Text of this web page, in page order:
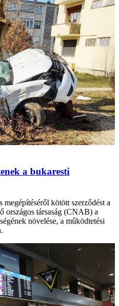
a bukaresti
megépítéséről kötött szerződést a
országos társaság (CNAB) a
növelése, a működtetési